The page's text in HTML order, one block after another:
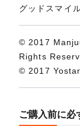
グッドスマイ
© 2017
Rights
© 2017
ご購入前に必